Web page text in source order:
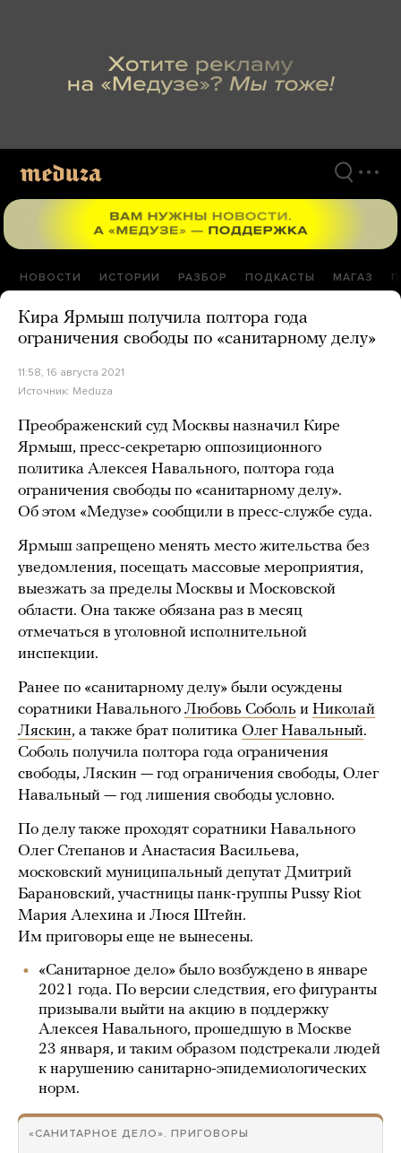
НОВОСТИ ИСТОРИИ РАЗБОР ПОДКАСТЫ МАГАЗ
Кира Ярмыш получила полтора года
ограничения свободы по «санитарному делу»
11:58, 16 августа 2021
Источник: Meduza
Преображенский суд Москвы назначил Кире
Ярмыш, пресс-секретарю оппозиционного
политика Алексея Навального, полтора года
ограничения свободы по «санитарному делу».
Об этом «Медузе» сообщили в пресс-службе суда.
Ярмыш запрещено менять место жительства без
уведомления, посещать массовые мероприятия,
выезжать за пределы Москвы и Московской
области. Она также обязана раз в месяц
отмечаться в уголовной исполнительной
инспекции.
Ранее по «санитарному делу» были осуждены
соратники Навального Любовь Соболь и Николай
Ляскин, а также брат политика Олег Навальный.
Соболь получила полтора года ограничения
свободы, Ляскин — год ограничения свободы, Олег
Навальный — год лишения свободы условно.
По делу также проходят соратники Навального
Олег Степанов и Анастасия Васильева,
московский муниципальный депутат Дмитрий
Барановский, участницы панк-группы Pussy Riot
Мария Алехина и Люся Штейн.
Им приговоры еще не вынесены.
«Санитарное дело» было возбуждено в январе
2021 года. По версии следствия, его фигуранты
призывали выйти на акцию в поддержку
Алексея Навального, прошедшую в Москве
23 января, и таким образом подстрекали людей
к нарушению санитарно-эпидемиологических
норм.
«САНИТАРНОЕ ДЕЛО». ПРИГОВОРЫ